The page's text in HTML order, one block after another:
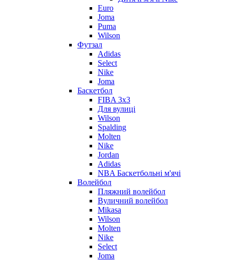
Euro
Joma
Puma
Wilson
Футзал
Adidas
Select
Nike
Joma
Баскетбол
FIBA 3x3
Для вулиці
Wilson
Spalding
Molten
Nike
Jordan
Adidas
NBA Баскетбольні м'ячі
Волейбол
Пляжний волейбол
Вуличний волейбол
Mikasa
Wilson
Molten
Nike
Select
Joma